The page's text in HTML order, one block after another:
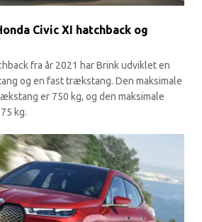
Civic XI hatchback og
fra år 2021 har Brink udviklet en
og en fast trækstang. Den maksimale
er 750 kg, og den maksimale
kg.